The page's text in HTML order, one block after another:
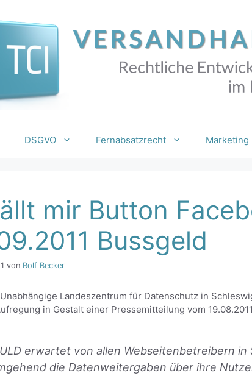
DSGVO Fernabsatzrecht Marketing
mir Button
Bussgeld
von Rolf Becker
Landeszentrum für Datenschutz in
in Gestalt einer Pressemitteilung vom
ULD erwartet von allen Webseitenbetreibern in
die Datenweitergaben über ihre